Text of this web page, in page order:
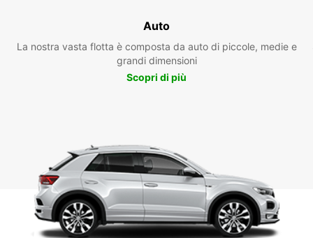
Auto
La nostra vasta flotta è composta da auto di piccole, medie e
grandi dimensioni
Scopri di più